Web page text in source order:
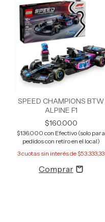
SPEED CHAMPIONS BTW
ALPINE F1
$160.000
$136.000 con Efectivo (solo para
pedidos con retiro en el local)
3cuotas sin interés de$53.333,33